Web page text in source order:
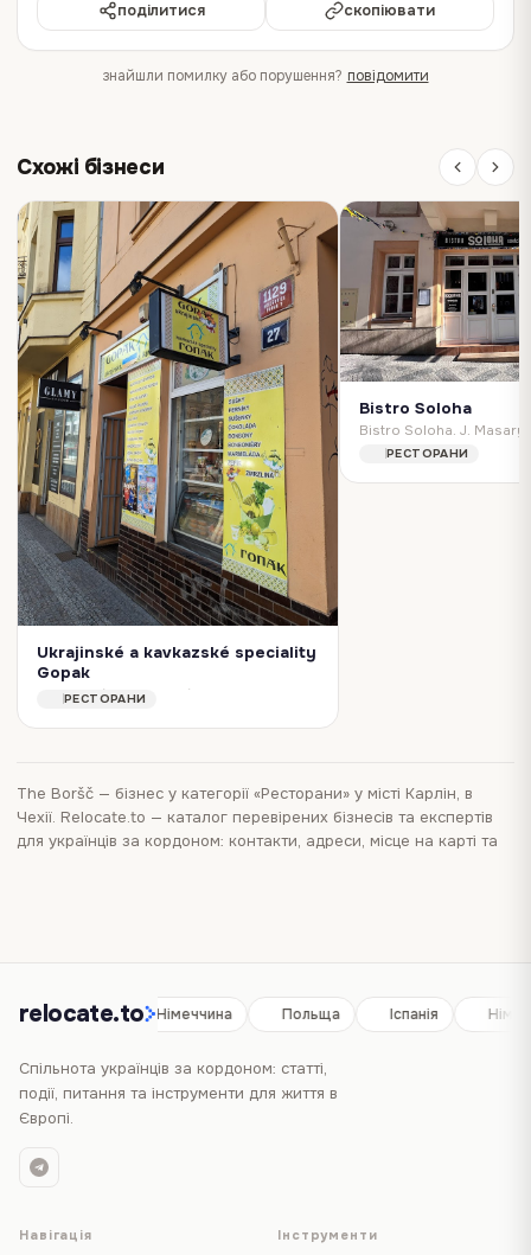
поділитися скопіювати
знайшли помилку або порушення? повідомити
Схожі бізнеси
Ukrajinské a kavkazské speciality
Gopak
РЕСТОРАНИ
Bistro Soloha
РЕСТОРАНИ
The Boršč — бізнес у категорії «Ресторани» у місті Карлін, в
Чехії. Relocate.to — каталог перевірених бізнесів та експертів
для українців за кордоном: контакти, адреси, місце на карті та
relocate.to
Іспанія Німеччина Польща Іспанія
Спільнота українців за кордоном: статті,
події, питання та інструменти для життя в
Європі.
Навігація Інструменти